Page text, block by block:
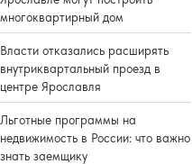
многоквартирный дом
Власти отказались расширять
внутриквартальный проезд в
центре Ярославля
Льготные программы на
недвижимость в России: что важно
знать заемщику